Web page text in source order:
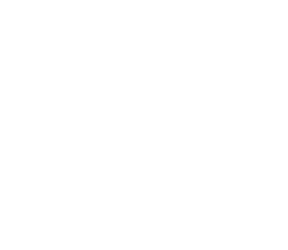
box. Es steht
Bei